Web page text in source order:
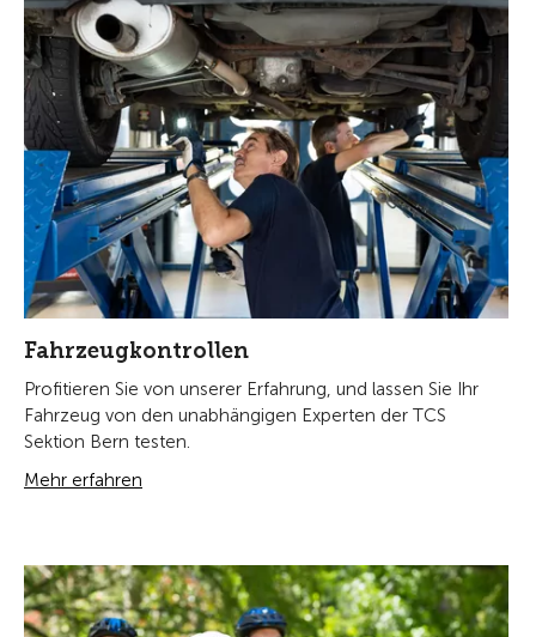
Fahrzeugkontrollen
Profitieren Sie von unserer Erfahrung, und lassen Sie Ihr
Fahrzeug von den unabhängigen Experten der TCS
Sektion Bern testen.
Mehr erfahren